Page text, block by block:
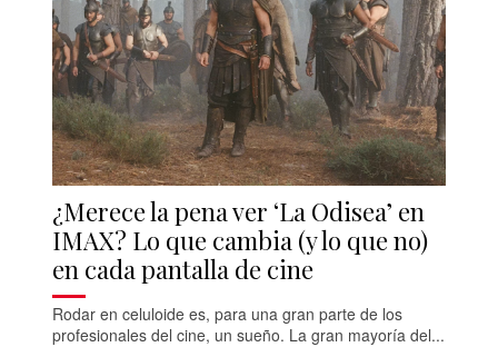
¿Merece la pena ver ‘La Odisea’ en
IMAX? Lo que cambia (y lo que no)
en cada pantalla de cine
Rodar en celuloide es, para una gran parte de los
profesionales del cine, un sueño. La gran mayoría del...